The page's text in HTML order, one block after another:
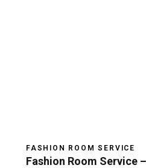
FASHION ROOM SERVICE
Fashion Room Service